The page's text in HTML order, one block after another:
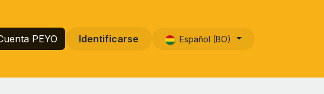
PEYO Identificarse Español (BO)